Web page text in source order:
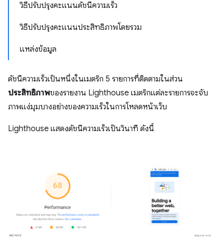
วิธีปรับปรุงคะแนนดัชนีความเร็ว
วิธีปรับปรุงคะแนนประสิทธิภาพโดยรวม
แหล่งข้อมูล
ดัชนีความเร็วเป็นหนึ่งในเมตริก 5 รายการที่ติดตามในส่วน
ประสิทธิภาพของรายงาน Lighthouse เมตริกแต่ละรายการจะจับ
ภาพแง่มุมบางอย่างของความเร็วในการโหลดหน้าเว็บ
Lighthouse แสดงดัชนีความเร็วเป็นวินาที ดังนี้